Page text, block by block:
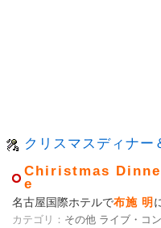
クリスマスディナー
Chiristmas
e
名古屋国際ホテルで布施 明
カテゴリ： その他 ライブ・コ